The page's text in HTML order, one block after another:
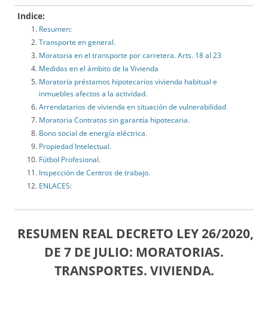
Indice:
Resumen:
Transporte en general.
Moratoria en el transporte por carretera. Arts. 18 al 23
Medidas en el ámbito de la Vivienda
Moratoria préstamos hipotecarios vivienda habitual e
inmuebles afectos a la actividad.
Arrendatarios de vivienda en situación de vulnerabilidad
Moratoria Contratos sin garantía hipotecaria.
Bono social de energía eléctrica.
Propiedad Intelectual.
Fútbol Profesional.
Inspección de Centros de trabajo.
ENLACES:
RESUMEN REAL DECRETO LEY 26/2020,
DE 7 DE JULIO: MORATORIAS.
TRANSPORTES. VIVIENDA.